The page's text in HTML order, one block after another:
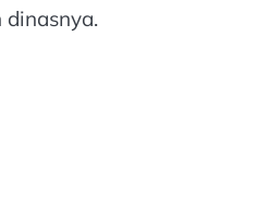
dinasnya.